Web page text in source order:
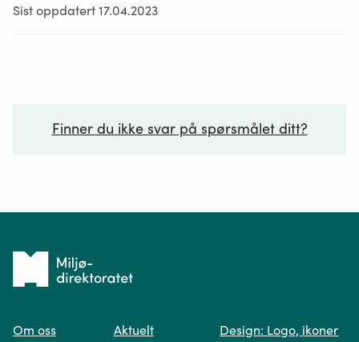
Sist oppdatert 17.04.2023
Finner du ikke svar på spørsmålet ditt?
Tilbake
forsiden
Om oss Aktuelt Design: Logo, ikoner